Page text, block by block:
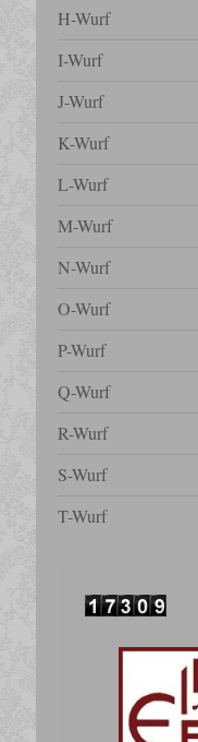
H-Wurf
I-Wurf
J-Wurf
K-Wurf
L-Wurf
M-Wurf
N-Wurf
O-Wurf
P-Wurf
Q-Wurf
R-Wurf
S-Wurf
T-Wurf